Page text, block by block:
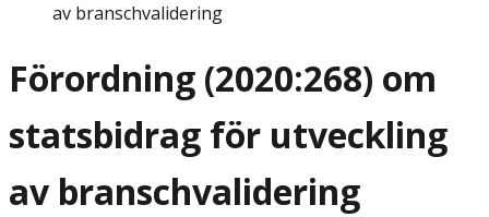
av branschvalidering
Förordning (2020:268) om
statsbidrag för utveckling
av branschvalidering